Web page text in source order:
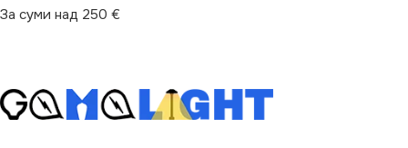
За суми над 250 €